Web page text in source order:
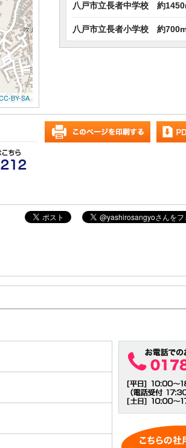
八戸市立長者中学校 約
八戸市立長者小学校 約
BY-SA